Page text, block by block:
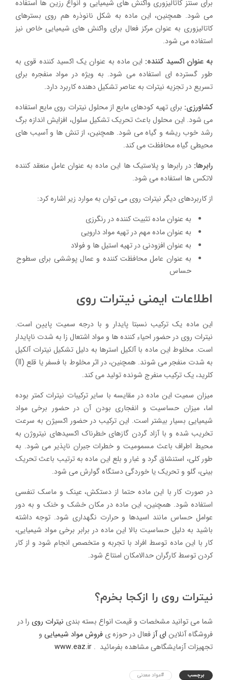
برای سنتز کاتالیزوری واکنش های شیمیایی و انواع رزین ها استفاده
می شود. همچنین، این ماده به شکل نانوذره هم روی بسترهای
کاتالیزوری به عنوان مرکز فعال برای واکنش های شیمیایی خاص نیز
استفاده می شود.
به عنوان اکسید کننده: این ماده به عنوان یک اکسید کننده قوی به
طور گسترده ای استفاده می شود. به ویژه در مواد منفجره برای
تسریع در تجزیه نیترات به عناصر تشکیل دهنده کاربرد دارد.
کشاورزی: برای تهیه کودهای مایع از محلول نیترات روی مایع استفاده
می شود. این محلول باعث تحریک تشکیل سلول، افزایش اندازه برگ
رشد خوب ریشه و گیاه می شود. همچنین، از تنش ها و آسیب های
محیطی گیاه محافظت می کند.
رابرها:در رابرها و پلاستیک ها این ماده به عنوان عامل منعقد کننده
لاتکس ها استفاده می شود.
از کاربردهای دیگر نیترات روی می توان به موارد زیر اشاره کرد:
به عنوان ماده تثبیت کننده در رنگرزی
به عنوان ماده مهم در تهیه مواد دارویی
به عنوان افزودنی در تهیه استیل ها و فولاد
به عنوان عامل محافظت کننده و عمال پوششی برای سطوح
حساس
اطلاعات ایمنی نیترات روی
این ماده یک ترکیب نسبتا پایدار و با درجه سمیت پایین است.
نیترات روی در حضور احیاء کننده ها و مواد اشتعال زا به شدت ناپایدار
است. مخلوط این ماده با آلکیل استرها به دلیل تشکیل نیترات آلکیل
به شدت منفجر می شوند. همچنین، در اثر مخلوط با فسفر یا قلع (ll)
کلرید، یک ترکیب منفرج شونده تولید می کند.
میزان سمیت این ماده در مقایسه با سایر ترکیبات نیترات کمتر بوده
اما، میزان حساسیت و انفجاری بودن آن در حضور برخی مواد
شیمیایی بسیار بیشتر است. این ترکیب در حضور اکسیژن به سرعت
تخریب شده و با آزاد گردن گازهای خطرناک اکسیدهای نیتروژن به
محیط اطراف باعث مسمومیت و خطرات جبران ناپذیر می شود. به
طور کلی، استنشاق گرد و غبار و بلع این ماده به ترتیب باعث تحریک
بینی، گلو و تحریک یا خوردگی دستگاه گوارش می شود.
در صورت کار با این ماده حتما از دستکش، عینک و ماسک تنفسی
استفاده شود. همچنین، این ماده در مکان خشک و خنک و به دور
عوامل حساس مانند اسیدها و حرارت نگهداری شود. توجه داشته
باشید به دلیل حساسیت بالا این ماده در برابر برخی مواد شیمیایی،
کار با این ماده توسط افراد با تجربه و متخصص انجام شود و از کار
کردن توسط کارگران حدالامکان امنتاع شود.
نیترات روی را ازکجا بخرم؟
شما می توانید مشخصات و قیمت انواع بسته بندی نیترات روی را در
فروشگاه آنلاین ای آزفعال در حوزه ی فروش مواد شیمیایی و
تجهیزات آزمایشگاهی مشاهده بفرمائید . www.eaz.ir
برچسب #مواد معدنی